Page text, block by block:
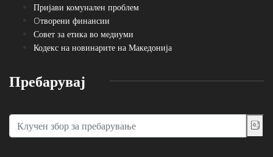
Пријави комунален проблем
Oтворени финансии
Совет за етика во медиуми
Кодекс на новинарите на Македонија
Пребарувај